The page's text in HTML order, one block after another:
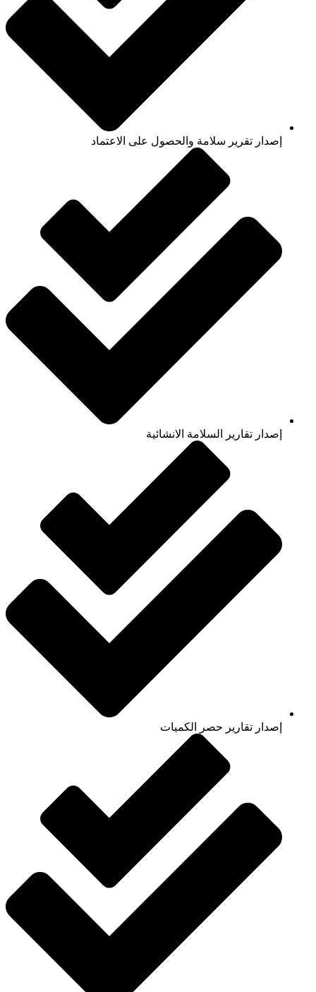
إصدار تقرير سلامة والحصول على الاعتماد
إصدار تقارير السلامة الانشائية
إصدار تقارير حصر الكميات